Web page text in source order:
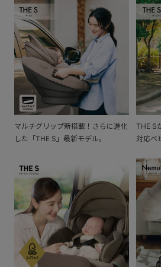
マルチグリップ新搭載！さらに進化
した「THE S」最新モデル。
THE S
対応ベ